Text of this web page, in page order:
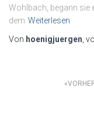
Wohlbach, begann sie
dem Weiterlesen
Von hoenigjuergen ,